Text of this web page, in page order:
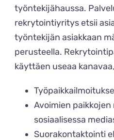
työntekijähaussa.
rekrytointiyritys etsii
työntekijän asiakkaan
perusteella.
käyttäen useaa
Avoimien
sosiaalisessa
Suorakontaktointi